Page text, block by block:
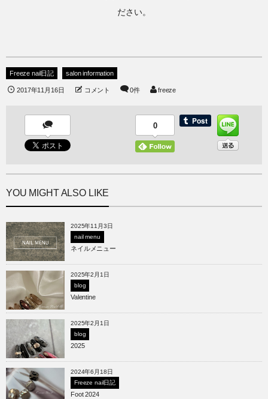
ださい。
Freeze nail日記 salon information
2017年11月16日 コメント 0件 freeze
0
YOU MIGHT ALSO LIKE
2025年11月3日
nail menu
ネイルメニュー
2025年2月1日
blog
Valentine
2025年2月1日
blog
2025
2024年6月18日
Freeze nail日記
Foot 2024